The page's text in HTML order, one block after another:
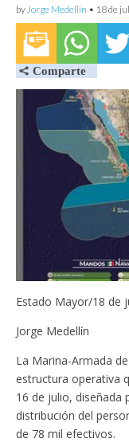
by Jorge Medellin • 18 de
Estado Mayor/18 de
Jorge Medellín
La Marina-Armada
estructura operativa
16 de julio, diseñada
distribución del
de 78 mil efectivos.